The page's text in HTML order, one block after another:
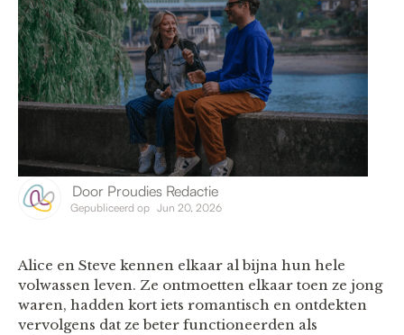
Door Proudies Redactie
Gepubliceerd op Jun 20, 2026
Alice en Steve kennen elkaar al bijna hun hele
volwassen leven. Ze ontmoetten elkaar toen ze jong
waren, hadden kort iets romantisch en ontdekten
vervolgens dat ze beter functioneerden als